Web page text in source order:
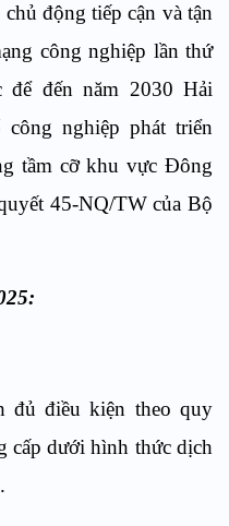
động tiếp cận và tận
công nghiệp lần thứ
để đến năm 2030 Hải
nghiệp phát triển
tầm cỡ khu vực Đông
45-NQ/TW của Bộ
đủ điều kiện theo quy
cấp dưới hình thức dịch